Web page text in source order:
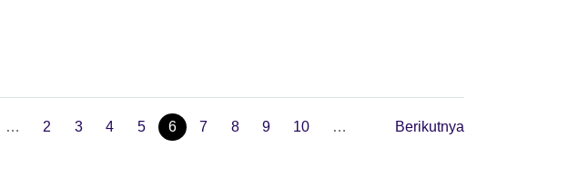
… 2 3 4 5 6 7 8 9 10 … Berikutnya